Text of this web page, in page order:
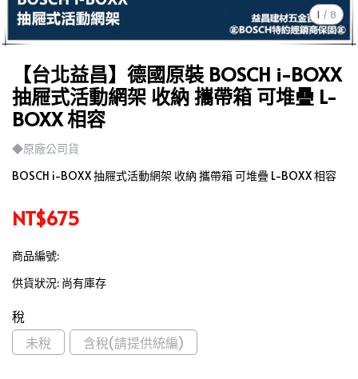
1 / 8
【台北益昌】德國原裝 BOSCH i-BOXX
抽屜式活動網架 收納 攜帶箱 可堆疊 L-
BOXX 相容
◆原廠公司貨
BOSCH i-BOXX 抽屜式活動網架 收納 攜帶箱 可堆疊 L-BOXX 相容
NT$675
商品編號:
供貨狀況: 尚有庫存
稅
未稅
含稅(請提供統編)